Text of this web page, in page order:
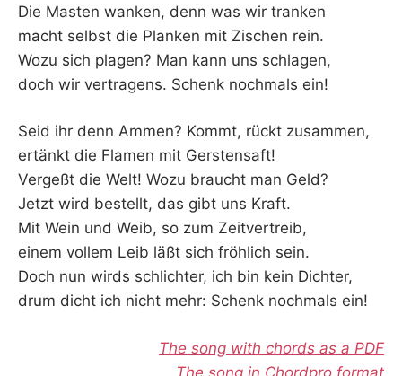
Die Masten wanken, denn was wir tranken
macht selbst die Planken mit Zischen rein.
Wozu sich plagen? Man kann uns schlagen,
doch wir vertragens. Schenk nochmals ein!
Seid ihr denn Ammen? Kommt, rückt zusammen,
ertänkt die Flamen mit Gerstensaft!
Vergeßt die Welt! Wozu braucht man Geld?
Jetzt wird bestellt, das gibt uns Kraft.
Mit Wein und Weib, so zum Zeitvertreib,
einem vollem Leib läßt sich fröhlich sein.
Doch nun wirds schlichter, ich bin kein Dichter,
drum dicht ich nicht mehr: Schenk nochmals ein!
The song with chords as a PDF
The song in Chordpro format